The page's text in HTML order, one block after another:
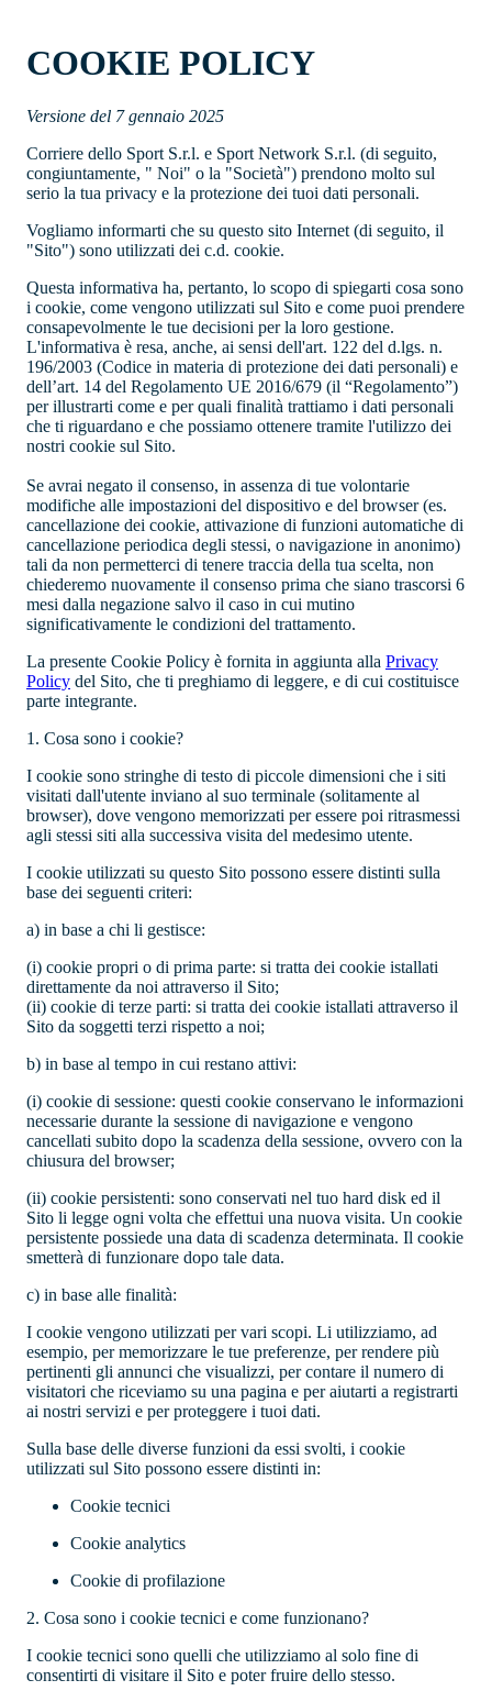
COOKIE POLICY
Versione del 7 gennaio 2025
Corriere dello Sport S.r.l. e Sport Network S.r.l. (di seguito,
congiuntamente, " Noi" o la "Società") prendono molto sul
serio la tua privacy e la protezione dei tuoi dati personali.
Vogliamo informarti che su questo sito Internet (di seguito, il
"Sito") sono utilizzati dei c.d. cookie.
Questa informativa ha, pertanto, lo scopo di spiegarti cosa sono
i cookie, come vengono utilizzati sul Sito e come puoi prendere
consapevolmente le tue decisioni per la loro gestione.
L'informativa è resa, anche, ai sensi dell'art. 122 del d.lgs. n.
196/2003 (Codice in materia di protezione dei dati personali) e
dell’art. 14 del Regolamento UE 2016/679 (il “Regolamento”)
per illustrarti come e per quali finalità trattiamo i dati personali
che ti riguardano e che possiamo ottenere tramite l'utilizzo dei
nostri cookie sul Sito.
Se avrai negato il consenso, in assenza di tue volontarie
modifiche alle impostazioni del dispositivo e del browser (es.
cancellazione dei cookie, attivazione di funzioni automatiche di
cancellazione periodica degli stessi, o navigazione in anonimo)
tali da non permetterci di tenere traccia della tua scelta, non
chiederemo nuovamente il consenso prima che siano trascorsi 6
mesi dalla negazione salvo il caso in cui mutino
significativamente le condizioni del trattamento.
La presente Cookie Policy è fornita in aggiunta alla Privacy
Policy del Sito, che ti preghiamo di leggere, e di cui costituisce
parte integrante.
1. Cosa sono i cookie?
I cookie sono stringhe di testo di piccole dimensioni che i siti
visitati dall'utente inviano al suo terminale (solitamente al
browser), dove vengono memorizzati per essere poi ritrasmessi
agli stessi siti alla successiva visita del medesimo utente.
I cookie utilizzati su questo Sito possono essere distinti sulla
base dei seguenti criteri:
a) in base a chi li gestisce:
(i) cookie propri o di prima parte: si tratta dei cookie istallati
direttamente da noi attraverso il Sito;
(ii) cookie di terze parti: si tratta dei cookie istallati attraverso il
Sito da soggetti terzi rispetto a noi;
b) in base al tempo in cui restano attivi:
(i) cookie di sessione: questi cookie conservano le informazioni
necessarie durante la sessione di navigazione e vengono
cancellati subito dopo la scadenza della sessione, ovvero con la
chiusura del browser;
(ii) cookie persistenti: sono conservati nel tuo hard disk ed il
Sito li legge ogni volta che effettui una nuova visita. Un cookie
persistente possiede una data di scadenza determinata. Il cookie
smetterà di funzionare dopo tale data.
c) in base alle finalità:
I cookie vengono utilizzati per vari scopi. Li utilizziamo, ad
esempio, per memorizzare le tue preferenze, per rendere più
pertinenti gli annunci che visualizzi, per contare il numero di
visitatori che riceviamo su una pagina e per aiutarti a registrarti
ai nostri servizi e per proteggere i tuoi dati.
Sulla base delle diverse funzioni da essi svolti, i cookie
utilizzati sul Sito possono essere distinti in:
Cookie tecnici
Cookie analytics
Cookie di profilazione
2. Cosa sono i cookie tecnici e come funzionano?
I cookie tecnici sono quelli che utilizziamo al solo fine di
consentirti di visitare il Sito e poter fruire dello stesso.